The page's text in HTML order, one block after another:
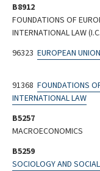
B8912
FOUNDATIONS OF
INTERNATIONAL LAW
96323 EUROPEAN
91368 FOUNDATIONS
INTERNATIONAL LAW
B5257
MACROECONOMICS
B5259
SOCIOLOGY AND